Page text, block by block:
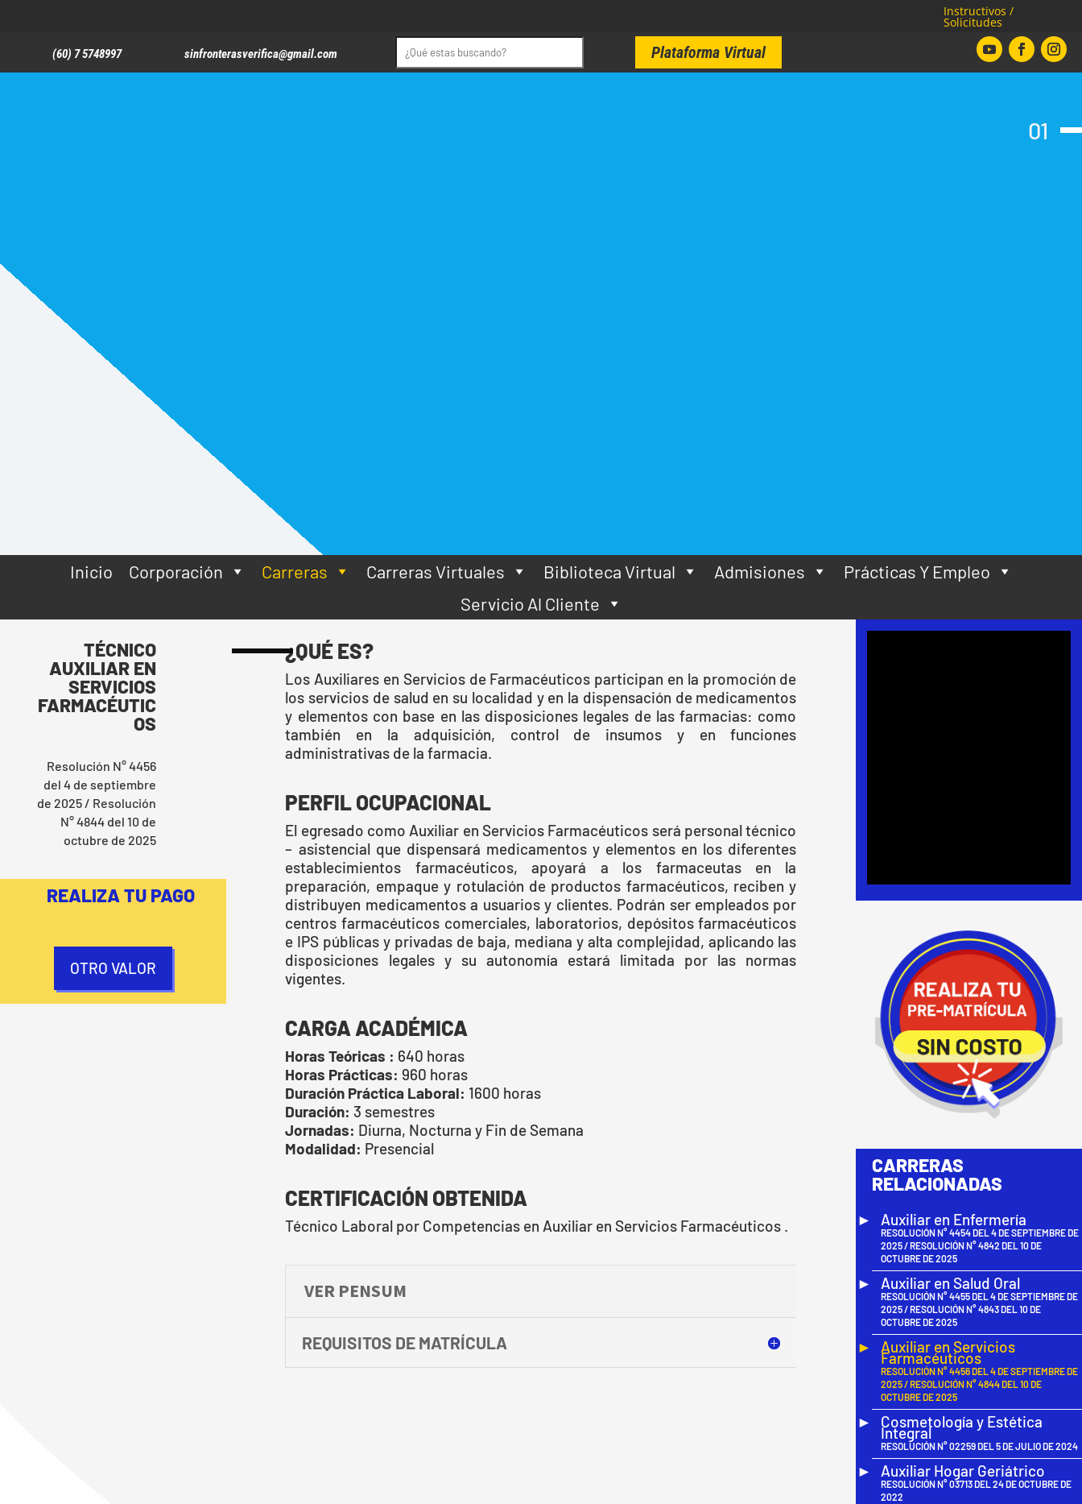
Instructivos /
Solicitudes
(60) 7 5748997 sinfronterasverifica@gmail.com Plataforma Virtual
01
Inicio Corporación Carreras Carreras Virtuales Biblioteca Virtual Admisiones
Prácticas Y Empleo
Servicio Al Cliente
TÉCNICO
AUXILIAR EN
SERVICIOS
FARMACÉUTIC
OS
Resolución N° 4456
del 4 de septiembre
de 2025 / Resolución
N° 4844 del 10 de
octubre de 2025
REALIZA TU PAGO
OTRO VALOR
¿QUÉ ES?
Los Auxiliares en Servicios de Farmacéuticos participan en la promoción de
los servicios de salud en su localidad y en la dispensación de medicamentos
y elementos con base en las disposiciones legales de las farmacias: como
también en la adquisición, control de insumos y en funciones
administrativas de la farmacia.
PERFIL OCUPACIONAL
El egresado como Auxiliar en Servicios Farmacéuticos será personal técnico
– asistencial que dispensará medicamentos y elementos en los diferentes
establecimientos farmacéuticos, apoyará a los farmaceutas en la
preparación, empaque y rotulación de productos farmacéuticos, reciben y
distribuyen medicamentos a usuarios y clientes. Podrán ser empleados por
centros farmacéuticos comerciales, laboratorios, depósitos farmacéuticos
e IPS públicas y privadas de baja, mediana y alta complejidad, aplicando las
disposiciones legales y su autonomía estará limitada por las normas
vigentes.
CARGA ACADÉMICA
Horas Teóricas : 640 horas
Horas Prácticas: 960 horas
Duración Práctica Laboral: 1600 horas
Duración: 3 semestres
Jornadas: Diurna, Nocturna y Fin de Semana
Modalidad: Presencial
CERTIFICACIÓN OBTENIDA
Técnico Laboral por Competencias en Auxiliar en Servicios Farmacéuticos .
VER PENSUM
REQUISITOS DE MATRÍCULA
CARRERAS
RELACIONADAS
Auxiliar en Enfermería
RESOLUCIÓN N° 4454 DEL 4 DE SEPTIEMBRE DE
2025 / RESOLUCIÓN N° 4842 DEL 10 DE
OCTUBRE DE 2025
Auxiliar en Salud Oral
RESOLUCIÓN N° 4455 DEL 4 DE SEPTIEMBRE DE
2025 / RESOLUCIÓN N° 4843 DEL 10 DE
OCTUBRE DE 2025
Auxiliar en Servicios
Farmacéuticos
RESOLUCIÓN N° 4456 DEL 4 DE SEPTIEMBRE DE
2025 / RESOLUCIÓN N° 4844 DEL 10 DE
OCTUBRE DE 2025
Cosmetología y Estética
Integral
RESOLUCIÓN N° 02259 DEL 5 DE JULIO DE 2024
Auxiliar Hogar Geriátrico
RESOLUCIÓN N° 03713 DEL 24 DE OCTUBRE DE
2022